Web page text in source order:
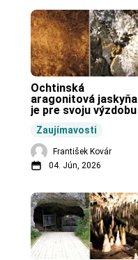
Zaujímavosti
Ochtinská
aragonitová jaskyňa
je pre svoju výzdobu
vo svete.
František Kovár
04. Jún, 2026